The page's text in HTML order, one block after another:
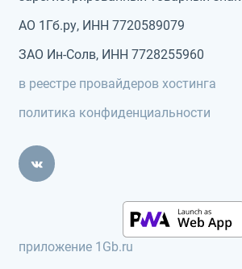
АО 1Гб.ру, ИНН 7720589079
ЗАО Ин-Солв, ИНН 7728255960
в реестре провайдеров хостинга
политика конфиденциальности
приложение 1Gb.ru